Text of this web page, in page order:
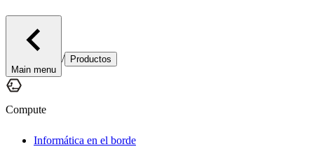
Main menu
/ Productos
Compute
Informática en el borde